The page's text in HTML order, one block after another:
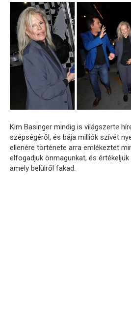
Kim Basinger mindig is világszerte
szépségéről, és bája milliók szívét
ellenére története arra emlékeztet
elfogadjuk önmagunkat, és
amely belülről fakad.